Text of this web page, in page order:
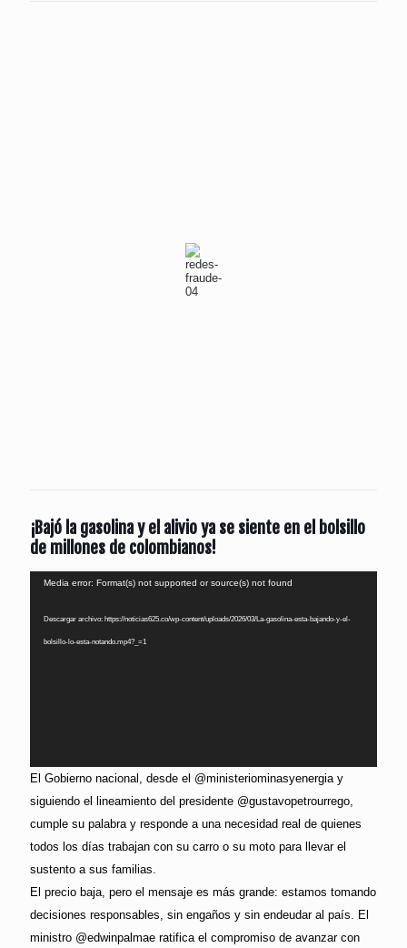
¡Bajó la gasolina y el alivio ya se siente en el bolsillo
de millones de colombianos!
Reproductor
Media error: Format(s) not supported or source(s) not found
Descargar archivo: https://noticias625.co/wp-content/uploads/2026/03/La-gasolina-esta-bajando-y-el-
bolsillo-lo-esta-notando.mp4?_=1
El Gobierno nacional, desde el @ministeriominasyenergia y
siguiendo el lineamiento del presidente @gustavopetrourrego,
cumple su palabra y responde a una necesidad real de quienes
todos los días trabajan con su carro o su moto para llevar el
sustento a sus familias.
El precio baja, pero el mensaje es más grande: estamos tomando
decisiones responsables, sin engaños y sin endeudar al país. El
ministro @edwinpalmae ratifica el compromiso de avanzar con